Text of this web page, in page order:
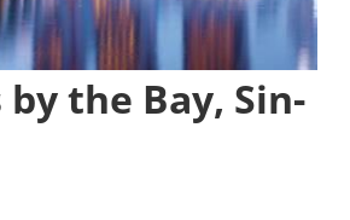
by the Bay, Sin­